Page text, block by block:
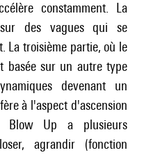
constamment. La
des vagues qui se
La troisième partie, où le
basée sur un autre type
devenant un
à l'aspect d'ascension
Up a plusieurs
agrandir (fonction